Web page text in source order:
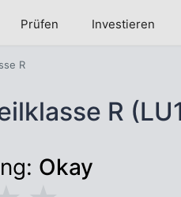
Prüfen Investieren
R
R
Okay